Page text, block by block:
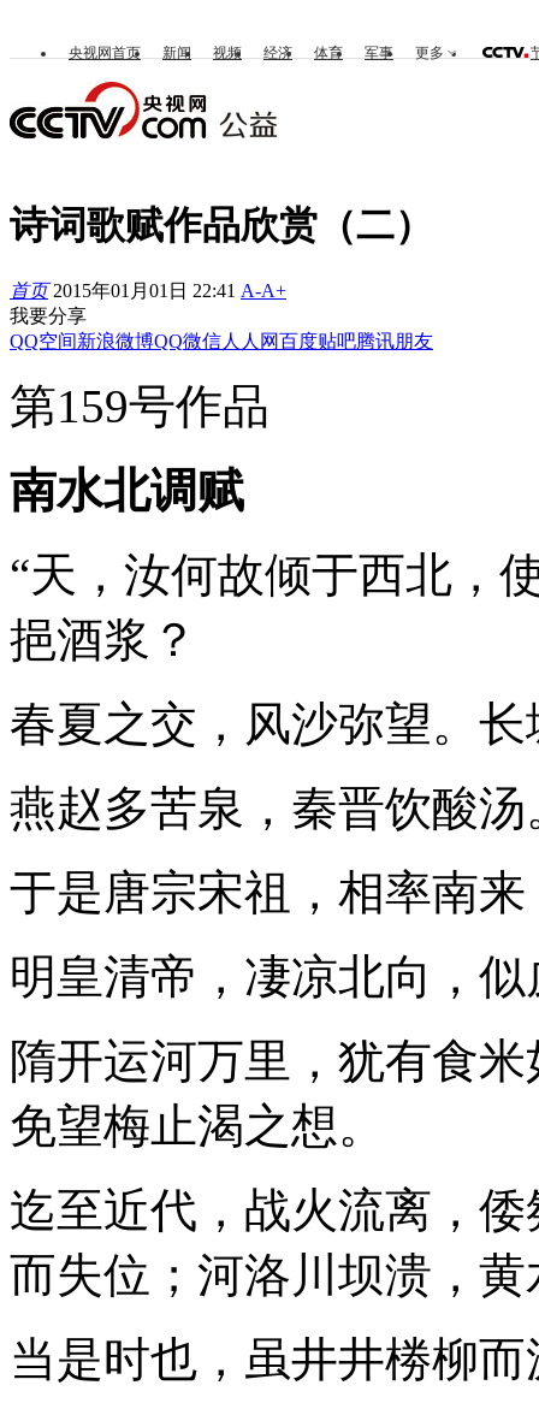
央视网首页 新闻 视频 经济 体育 军事 更多
诗词歌赋作品欣赏（二）
首页 2015年01月01日 22:41 A-A+
我要分享
QQ空间新浪微博QQ微信人人网百度贴吧腾讯朋友
第159号作品
南水北调赋
“天，汝何故倾于西北，
挹酒浆？
春夏之交，风沙弥望。
燕赵多苦泉，秦晋饮酸汤
于是唐宗宋祖，相率南
明皇清帝，凄凉北向，
隋开运河万里，犹有食
免望梅止渴之想。
迄至近代，战火流离，
而失位；河洛川坝溃，
当是时也，虽井井椦柳